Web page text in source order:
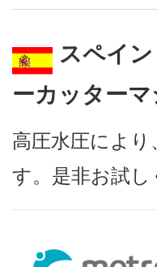
スペイ
ーカッターマ
高圧水圧によ
す。是非お試し